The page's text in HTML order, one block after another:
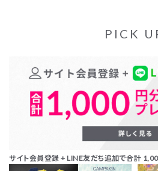
PICK
サイト会員登録 + LINE友だち追加で合計